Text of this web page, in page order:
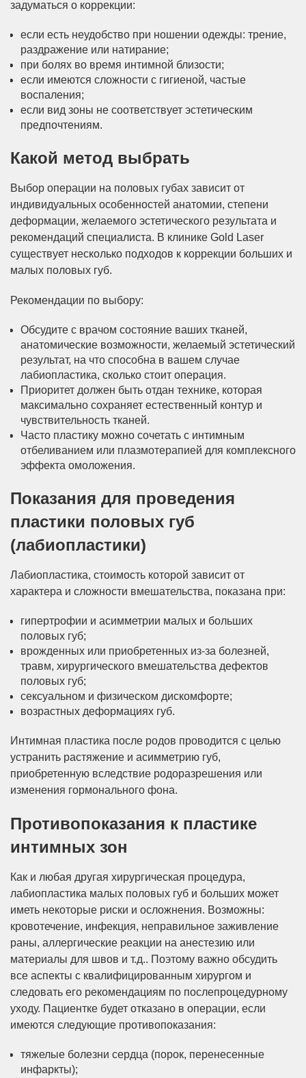
задуматься о коррекции:
если есть неудобство при ношении одежды: трение,
раздражение или натирание;
при болях во время интимной близости;
если имеются сложности с гигиеной, частые
воспаления;
если вид зоны не соответствует эстетическим
предпочтениям.
Какой метод выбрать
Выбор операции на половых губах зависит от
индивидуальных особенностей анатомии, степени
деформации, желаемого эстетического результата и
рекомендаций специалиста. В клинике Gold Laser
существует несколько подходов к коррекции больших и
малых половых губ.
Рекомендации по выбору:
Обсудите с врачом состояние ваших тканей,
анатомические возможности, желаемый эстетический
результат, на что способна в вашем случае
лабиопластика, сколько стоит операция.
Приоритет должен быть отдан технике, которая
максимально сохраняет естественный контур и
чувствительность тканей.
Часто пластику можно сочетать с интимным
отбеливанием или плазмотерапией для комплексного
эффекта омоложения.
Показания для проведения
пластики половых губ
(лабиопластики)
Лабиопластика, стоимость которой зависит от
характера и сложности вмешательства, показана при:
гипертрофии и асимметрии малых и больших
половых губ;
врожденных или приобретенных из-за болезней,
травм, хирургического вмешательства дефектов
половых губ;
сексуальном и физическом дискомфорте;
возрастных деформациях губ.
Интимная пластика после родов проводится с целью
устранить растяжение и асимметрию губ,
приобретенную вследствие родоразрешения или
изменения гормонального фона.
Противопоказания к пластике
интимных зон
Как и любая другая хирургическая процедура,
лабиопластика малых половых губ и больших может
иметь некоторые риски и осложнения. Возможны:
кровотечение, инфекция, неправильное заживление
раны, аллергические реакции на анестезию или
материалы для швов и т.д.. Поэтому важно обсудить
все аспекты с квалифицированным хирургом и
следовать его рекомендациям по послепроцедурному
уходу. Пациентке будет отказано в операции, если
имеются следующие противопоказания:
тяжелые болезни сердца (порок, перенесенные
инфаркты);